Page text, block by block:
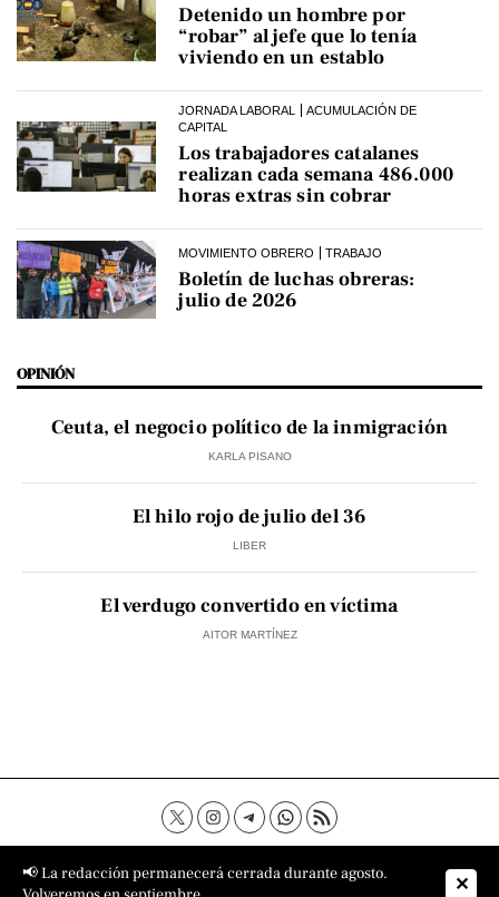
Detenido un hombre por
“robar” al jefe que lo tenía
viviendo en un establo
JORNADA LABORAL
ACUMULACIÓN DE
CAPITAL
Los trabajadores catalanes
realizan cada semana 486.000
horas extras sin cobrar
MOVIMIENTO OBRERO TRABAJO
Boletín de luchas obreras:
julio de 2026
OPINIÓN
Ceuta, el negocio político de la inmigración
KARLA PISANO
El hilo rojo de julio del 36
LIBER
El verdugo convertido en víctima
AITOR MARTÍNEZ
Contacto Aviso Legal
Política de privacidad
Política de cookies
Sobre nosotros
📢 La redacción permanecerá cerrada durante agosto.
✕